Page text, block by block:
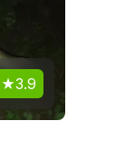
3.9